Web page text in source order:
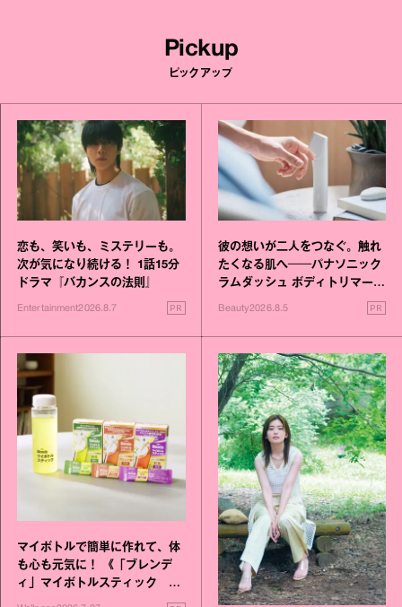
Pickup
ピックアップ
恋も、笑いも、ミステリーも。
次が気になり続ける！ 1話15分
ドラマ『バカンスの法則』
Entertainment2026.8.7 PR
彼の想いが二人をつなぐ。触れ
たくなる肌へ──パナソニック
ラムダッシュ ボディトリマーが
Beauty2026.8.5 PR
マイボトルで簡単に作れて、体
も心も元気に！ 《「ブレンデ
ィ」マイボトルスティック い
いこと毎日》シリーズが誕生